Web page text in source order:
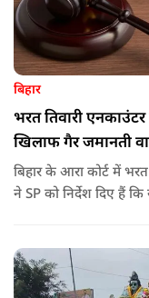
बिहार
भरत तिवारी
खिलाफ गैर जमानती
बिहार के आरा कोर्ट में
ने SP को निर्देश दिए हैं